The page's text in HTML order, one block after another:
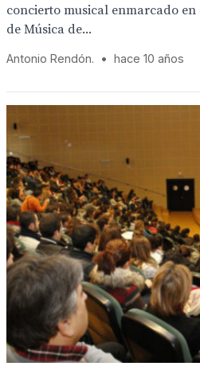
concierto musical enmarcado
de Música de...
Antonio Rendón. • hace 10 años